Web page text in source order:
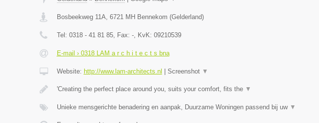
Bosbeekweg 11A, 6721 MH Bennekom (Gelderland)
Tel: 0318 - 41 81 85, Fax: -, KvK: 09210539
E-mail › 0318 LAM a r c h i t e c t s bna
Website: http://www.lam-architects.nl Screenshot ▼
'Creating the perfect place around you, suits your comfort, fits the ▼
Unieke mensgerichte benadering en aanpak, Duurzame Woningen passend bij uw ▼